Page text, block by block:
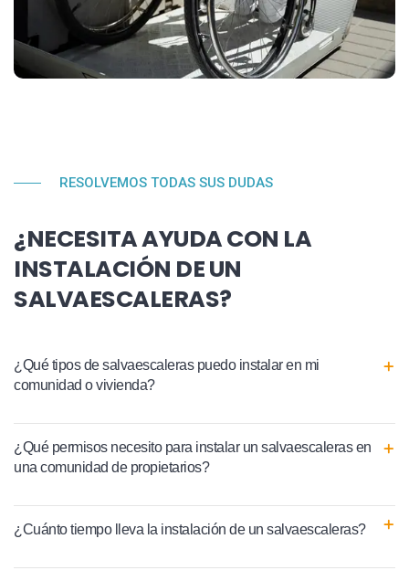
RESOLVEMOS TODAS SUS DUDAS
¿NECESITA AYUDA CON LA
INSTALACIÓN DE UN
SALVAESCALERAS?
¿Qué tipos de salvaescaleras puedo instalar en mi
comunidad o vivienda?
¿Qué permisos necesito para instalar un salvaescaleras en
una comunidad de propietarios?
¿Cuánto tiempo lleva la instalación de un salvaescaleras?